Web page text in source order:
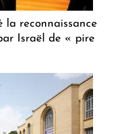
la reconnaissance
Israël de « pire